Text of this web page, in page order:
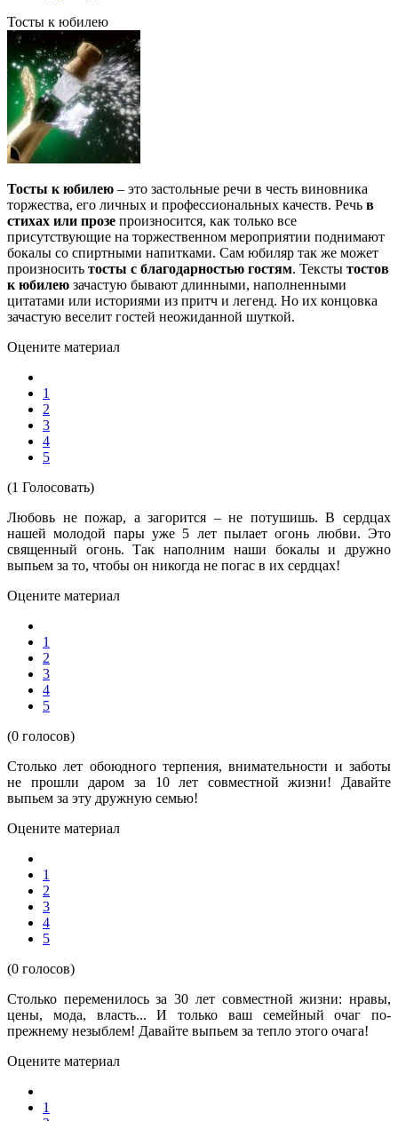
Тосты к юбилею
Тосты к юбилею – это застольные речи в честь виновника
торжества, его личных и профессиональных качеств. Речь в
стихах или прозе произносится, как только все
присутствующие на торжественном мероприятии поднимают
бокалы со спиртными напитками. Сам юбиляр так же может
произносить тосты с благодарностью гостям. Тексты тостов
к юбилею зачастую бывают длинными, наполненными
цитатами или историями из притч и легенд. Но их концовка
зачастую веселит гостей неожиданной шуткой.
Оцените материал
1
2
3
4
5
(1 Голосовать)
Любовь не пожар, а загорится – не потушишь. В сердцах
нашей молодой пары уже 5 лет пылает огонь любви. Это
священный огонь. Так наполним наши бокалы и дружно
выпьем за то, чтобы он никогда не погас в их сердцах!
Оцените материал
1
2
3
4
5
(0 голосов)
Столько лет обоюдного терпения, внимательности и заботы
не прошли даром за 10 лет совместной жизни! Давайте
выпьем за эту дружную семью!
Оцените материал
1
2
3
4
5
(0 голосов)
Столько переменилось за 30 лет совместной жизни: нравы,
цены, мода, власть... И только ваш семейный очаг по-
прежнему незыблем! Давайте выпьем за тепло этого очага!
Оцените материал
1